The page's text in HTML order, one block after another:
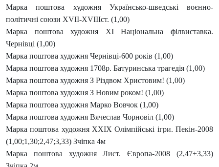
Марка поштова художня Українсько-шведські воєнно-
політичні союзи ХVII-XVIIIст. (1,00)
Марка поштова художня ХІ Національна філвиставка.
Чернівці (1,00)
Марка поштова художня Чернівці-600 років (1,00)
Марка поштова художня 1708р. Батуринська трагедія (1,00)
Марка поштова художня З Різдвом Христовим! (1,00)
Марка поштова художня З Новим роком! (1,00)
Марка поштова художня Марко Вовчок (1,00)
Марка поштова художня Вячеслав Чорновіл (1,00)
Марка поштова художня ХХІХ Олімпійські ігри. Пекін-2008
(1,00;1,30;2,47;3,33) Зчіпка 4м
Марка поштова художня Лист. Європа-2008 (2,47+3,33)